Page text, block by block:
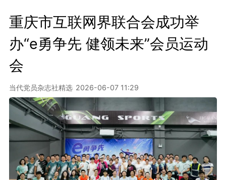
重庆市互联网界联合会成功举
办“e勇争先 健领未来”会员运动
会
当代党员杂志社精选 2026-06-07 11:29